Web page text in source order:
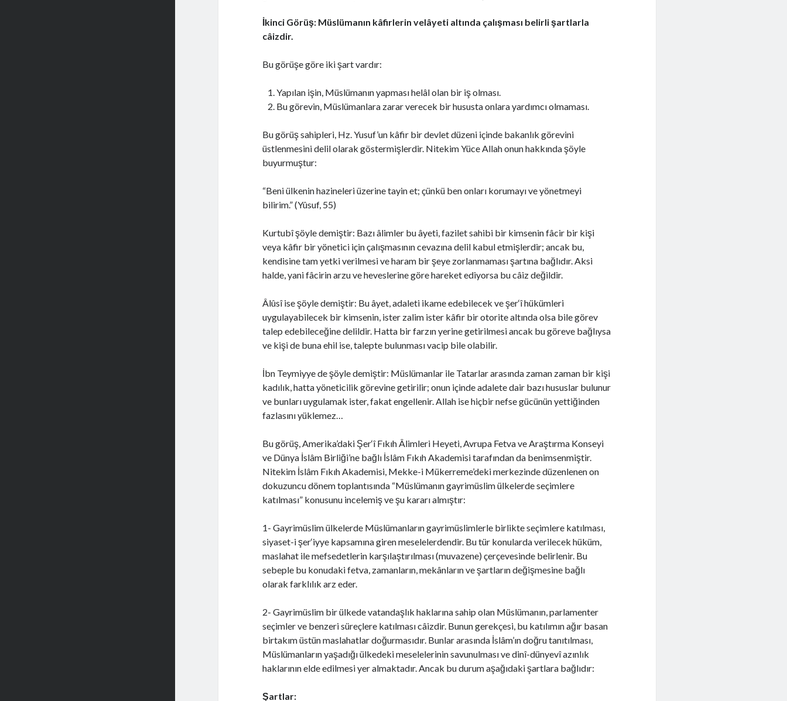
İkinci Görüş: Müslümanın kâfirlerin velâyeti altında çalışması belirli şartlarla
câizdir.
Bu görüşe göre iki şart vardır:
Yapılan işin, Müslümanın yapması helâl olan bir iş olması.
Bu görevin, Müslümanlara zarar verecek bir hususta onlara yardımcı olmaması.
Bu görüş sahipleri, Hz. Yusuf’un kâfir bir devlet düzeni içinde bakanlık görevini
üstlenmesini delil olarak göstermişlerdir. Nitekim Yüce Allah onun hakkında şöyle
buyurmuştur:
“Beni ülkenin hazineleri üzerine tayin et; çünkü ben onları korumayı ve yönetmeyi
bilirim.” (Yûsuf, 55)
Kurtubî şöyle demiştir: Bazı âlimler bu âyeti, fazilet sahibi bir kimsenin fâcir bir kişi
veya kâfir bir yönetici için çalışmasının cevazına delil kabul etmişlerdir; ancak bu,
kendisine tam yetki verilmesi ve haram bir şeye zorlanmaması şartına bağlıdır. Aksi
halde, yani fâcirin arzu ve heveslerine göre hareket ediyorsa bu câiz değildir.
Âlûsî ise şöyle demiştir: Bu âyet, adaleti ikame edebilecek ve şer‘î hükümleri
uygulayabilecek bir kimsenin, ister zalim ister kâfir bir otorite altında olsa bile görev
talep edebileceğine delildir. Hatta bir farzın yerine getirilmesi ancak bu göreve bağlıysa
ve kişi de buna ehil ise, talepte bulunması vacip bile olabilir.
İbn Teymiyye de şöyle demiştir: Müslümanlar ile Tatarlar arasında zaman zaman bir kişi
kadılık, hatta yöneticilik görevine getirilir; onun içinde adalete dair bazı hususlar bulunur
ve bunları uygulamak ister, fakat engellenir. Allah ise hiçbir nefse gücünün yettiğinden
fazlasını yüklemez…
Bu görüş, Amerika’daki Şer‘î Fıkıh Âlimleri Heyeti, Avrupa Fetva ve Araştırma Konseyi
ve Dünya İslâm Birliği’ne bağlı İslâm Fıkıh Akademisi tarafından da benimsenmiştir.
Nitekim İslâm Fıkıh Akademisi, Mekke-i Mükerreme’deki merkezinde düzenlenen on
dokuzuncu dönem toplantısında “Müslümanın gayrimüslim ülkelerde seçimlere
katılması” konusunu incelemiş ve şu kararı almıştır:
1- Gayrimüslim ülkelerde Müslümanların gayrimüslimlerle birlikte seçimlere katılması,
siyaset-i şer‘iyye kapsamına giren meselelerdendir. Bu tür konularda verilecek hüküm,
maslahat ile mefsedetlerin karşılaştırılması (muvazene) çerçevesinde belirlenir. Bu
sebeple bu konudaki fetva, zamanların, mekânların ve şartların değişmesine bağlı
olarak farklılık arz eder.
2- Gayrimüslim bir ülkede vatandaşlık haklarına sahip olan Müslümanın, parlamenter
seçimler ve benzeri süreçlere katılması câizdir. Bunun gerekçesi, bu katılımın ağır basan
birtakım üstün maslahatlar doğurmasıdır. Bunlar arasında İslâm’ın doğru tanıtılması,
Müslümanların yaşadığı ülkedeki meselelerinin savunulması ve dinî-dünyevî azınlık
haklarının elde edilmesi yer almaktadır. Ancak bu durum aşağıdaki şartlara bağlıdır:
Şartlar: